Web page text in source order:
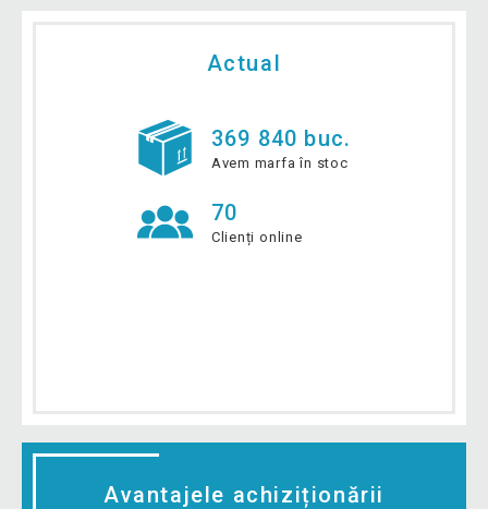
Actual
369 840 buc.
Avem marfa în stoc
70
Clienți online
Avantajele achiziționării